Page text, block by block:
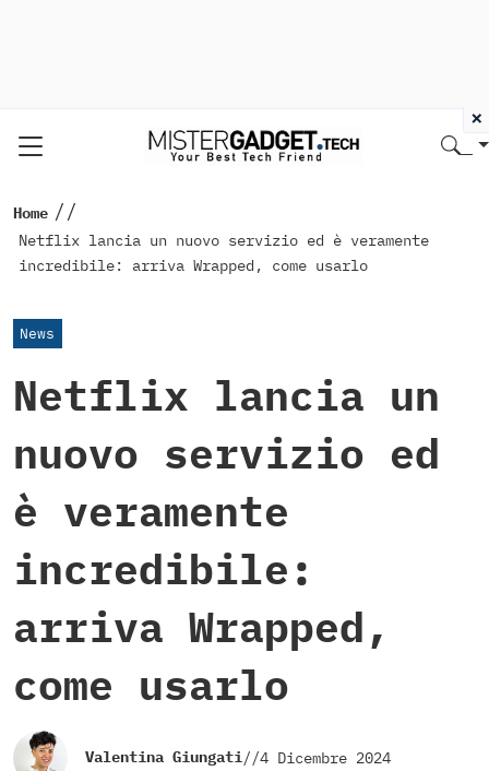
Home //
Netflix lancia un nuovo servizio ed è veramente
incredibile: arriva Wrapped, come usarlo
News
Netflix lancia un
nuovo servizio ed
è veramente
incredibile:
arriva Wrapped,
come usarlo
Valentina Giungati//4 Dicembre 2024
×